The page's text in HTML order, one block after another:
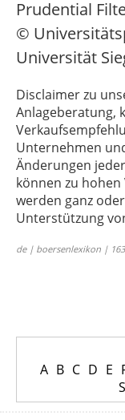
Prudential
©
Universität
Disclaimer zu
Anlageberatung,
Unternehmen
Änderungen
können zu
werden ganz
Unterstützung
de | boersenlexikon |
A B C D E
S